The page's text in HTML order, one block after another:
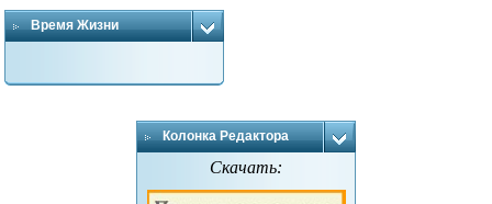
Время Жизни
Колонка Редактора
Скачать: